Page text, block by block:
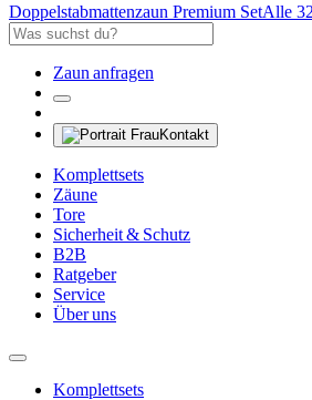
Doppelstabmattenzaun Premium SetAlle
Zaun anfragen
Kontakt
Komplettsets
Zäune
Tore
Sicherheit & Schutz
B2B
Ratgeber
Service
Über uns
Komplettsets